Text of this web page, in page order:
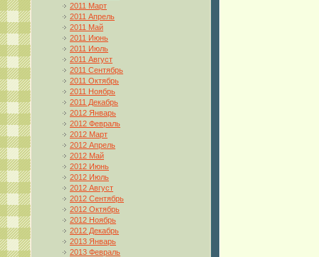
2011 Март
2011 Апрель
2011 Май
2011 Июнь
2011 Июль
2011 Август
2011 Сентябрь
2011 Октябрь
2011 Ноябрь
2011 Декабрь
2012 Январь
2012 Февраль
2012 Март
2012 Апрель
2012 Май
2012 Июнь
2012 Июль
2012 Август
2012 Сентябрь
2012 Октябрь
2012 Ноябрь
2012 Декабрь
2013 Январь
2013 Февраль